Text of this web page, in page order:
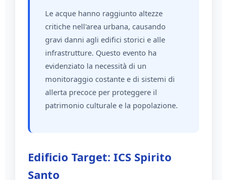
Le acque hanno raggiunto altezze
critiche nell'area urbana, causando
gravi danni agli edifici storici e alle
infrastrutture. Questo evento ha
evidenziato la necessità di un
monitoraggio costante e di sistemi di
allerta precoce per proteggere il
patrimonio culturale e la popolazione.
Edificio Target: ICS Spirito
Santo